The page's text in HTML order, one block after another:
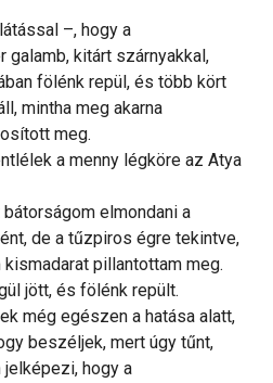
–, hogy a
galamb, kitárt szárnyakkal,
fölénk repül, és több kört
mintha meg akarna
meg.
a menny légköre az Atya
elmondani a
de a tűzpiros égre tekintve,
pillantottam meg.
jött, és fölénk repült.
még egészen a hatása alatt,
beszéljek, mert úgy tűnt,
jelképezi, hogy a